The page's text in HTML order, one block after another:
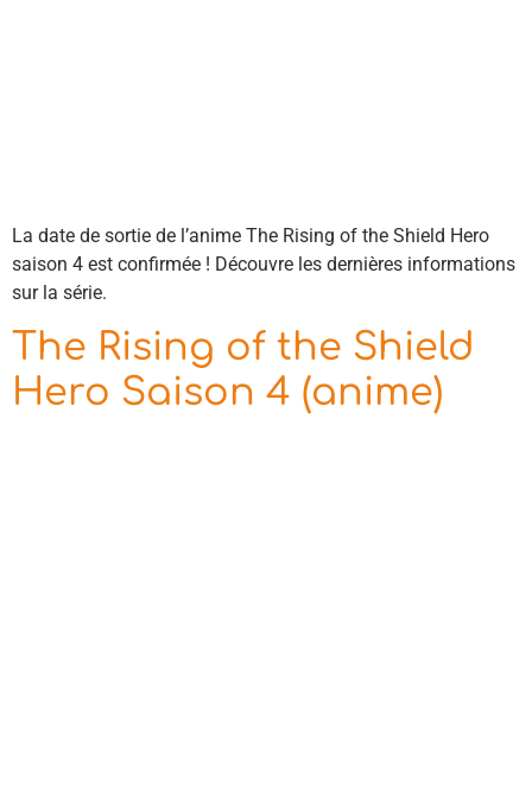
La date de sortie de l’anime The Rising of the Shield Hero
saison 4 est confirmée ! Découvre les dernières informations
sur la série.
The Rising of the Shield
Hero Saison 4 (anime)